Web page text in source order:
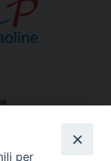
per